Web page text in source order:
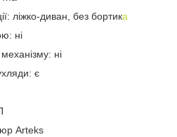
ліжко-диван, без бортика
ні
ні
є
Arteks